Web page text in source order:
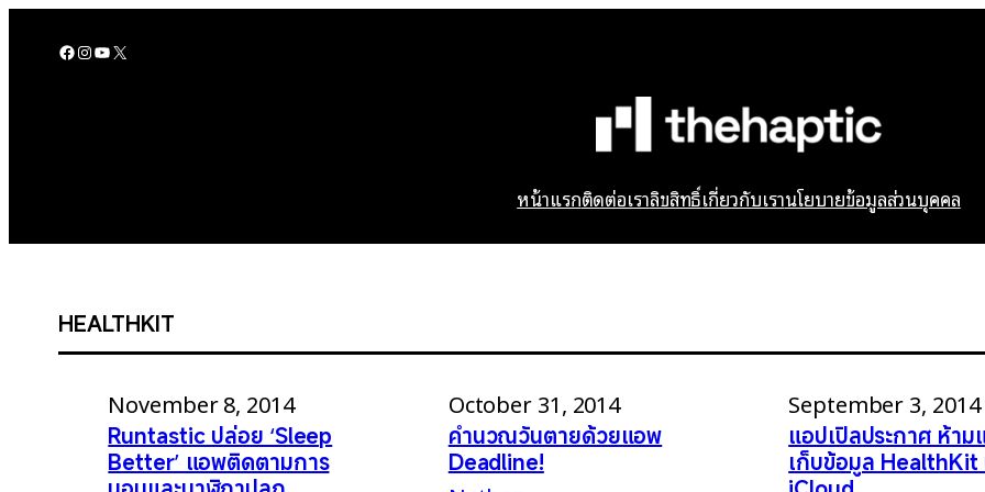
Facebook InstagramYouTube X
หน้าแรกติดต่อเราลิขสิทธิ์เกี่ยวกับเรานโยบายข้อมูลส่วนบุคคล
HEALTHKIT
November 8, 2014
Runtastic ปล่อย ‘Sleep
Better’ แอพติดตามการ
October 31, 2014
คำนวณวันตายด้วยแอพ
Deadline!
September 3, 2014
แอปเปิลประกาศ ห้าม
เก็บข้อมูล HealthKit